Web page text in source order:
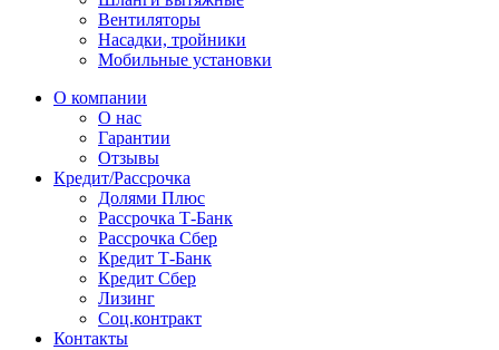
Вентиляторы
Насадки, тройники
Мобильные установки
О компании
О нас
Гарантии
Отзывы
Кредит/Рассрочка
Долями Плюс
Рассрочка Т-Банк
Рассрочка Сбер
Кредит Т-Банк
Кредит Сбер
Лизинг
Соц.контракт
Контакты